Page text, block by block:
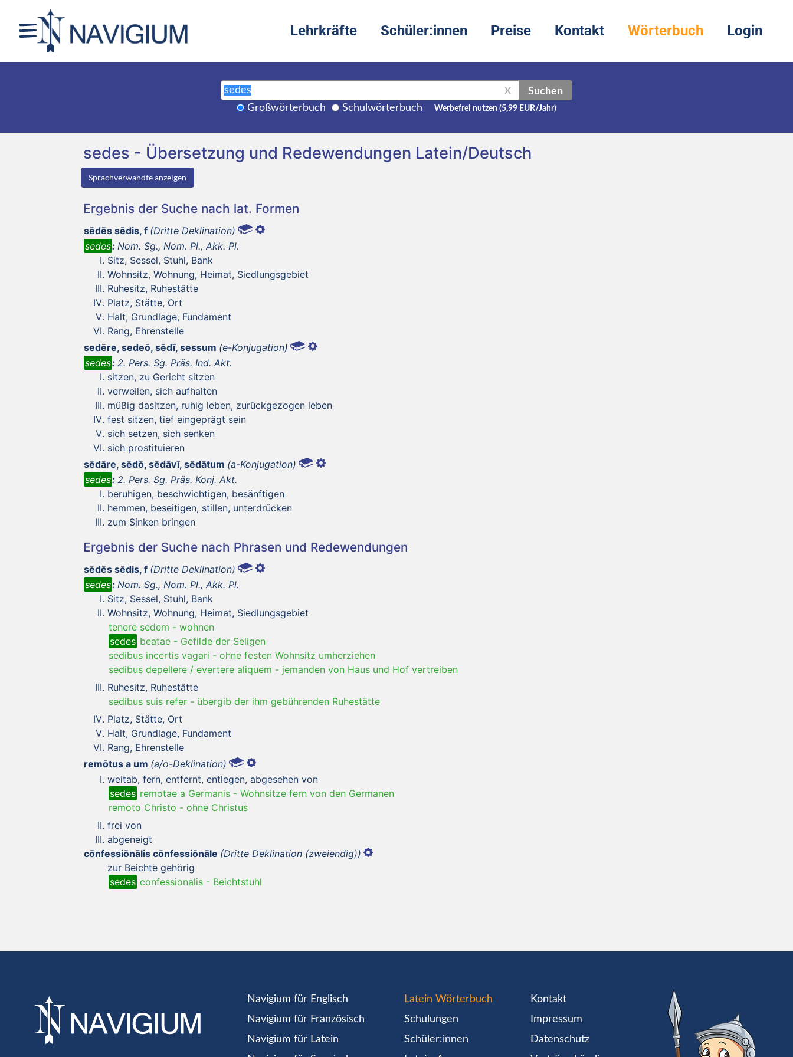
Lehrkräfte Schüler:innen Preise Kontakt Wörterbuch Login
X Suchen
Großwörterbuch Schulwörterbuch Werbefrei nutzen (5,99 EUR/Jahr)
sedes - Übersetzung und Redewendungen Latein/Deutsch
Sprachverwandte anzeigen
Ergebnis der Suche nach lat. Formen
sēdēs sēdis, f (Dritte Deklination)
sedes: Nom. Sg., Nom. Pl., Akk. Pl.
Sitz, Sessel, Stuhl, Bank
Wohnsitz, Wohnung, Heimat, Siedlungsgebiet
Ruhesitz, Ruhestätte
Platz, Stätte, Ort
Halt, Grundlage, Fundament
Rang, Ehrenstelle
sedēre, sedeō, sēdī, sessum (e-Konjugation)
sedes: 2. Pers. Sg. Präs. Ind. Akt.
sitzen, zu Gericht sitzen
verweilen, sich aufhalten
müßig dasitzen, ruhig leben, zurückgezogen leben
fest sitzen, tief eingeprägt sein
sich setzen, sich senken
sich prostituieren
sēdāre, sēdō, sēdāvī, sēdātum (a-Konjugation)
sedes: 2. Pers. Sg. Präs. Konj. Akt.
beruhigen, beschwichtigen, besänftigen
hemmen, beseitigen, stillen, unterdrücken
zum Sinken bringen
Ergebnis der Suche nach Phrasen und Redewendungen
sēdēs sēdis, f (Dritte Deklination)
sedes: Nom. Sg., Nom. Pl., Akk. Pl.
Sitz, Sessel, Stuhl, Bank
Wohnsitz, Wohnung, Heimat, Siedlungsgebiet
tenere sedem - wohnen
sedes beatae - Gefilde der Seligen
sedibus incertis vagari - ohne festen Wohnsitz umherziehen
sedibus depellere / evertere aliquem - jemanden von Haus und Hof vertreiben
Ruhesitz, Ruhestätte
sedibus suis refer - übergib der ihm gebührenden Ruhestätte
Platz, Stätte, Ort
Halt, Grundlage, Fundament
Rang, Ehrenstelle
remōtus a um (a/o-Deklination)
weitab, fern, entfernt, entlegen, abgesehen von
sedes remotae a Germanis - Wohnsitze fern von den Germanen
remoto Christo - ohne Christus
frei von
abgeneigt
cōnfessiōnālis cōnfessiōnāle (Dritte Deklination (zweiendig))
zur Beichte gehörig
sedes confessionalis - Beichtstuhl
Navigium für Englisch
Navigium für Französisch
Navigium für Latein
Latein Wörterbuch
Schulungen
Schüler:innen
Kontakt
Impressum
Datenschutz